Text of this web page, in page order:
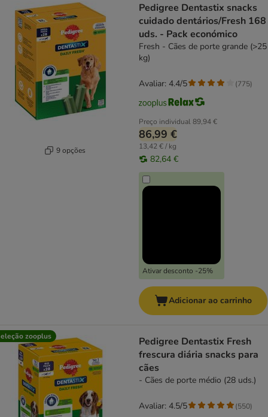
9 opções
Pedigree Dentastix snacks
cuidado dentários/Fresh 168
uds. - Pack económico
Fresh - Cães de porte grande (>25
kg)
Preço individual89,94 €
86,99 €
13,42 € / kg
82,64 €
Ativar desconto -25%
Avaliar: 4.4/5 (775)
Adicionar ao carrinho
zooplus
Pedigree Dentastix Fresh
frescura diária snacks para
cães
- Cães de porte médio (28 uds.)
Avaliar: 4.5/5 (550)